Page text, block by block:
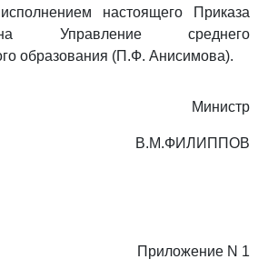
настоящего Приказа
Управление среднего
образования (П.Ф. Анисимова).
Министр
В.М.ФИЛИППОВ
Приложение N 1